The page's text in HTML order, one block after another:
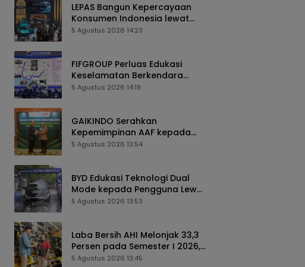
LEPAS Bangun Kepercayaan
Konsumen Indonesia lewat
Pengalaman Berkendara
5 Agustus 2026 14:23
FIFGROUP Perluas Edukasi
Keselamatan Berkendara
Lewat Program FABL di GIIAS
5 Agustus 2026 14:19
GAIKINDO Serahkan
Kepemimpinan AAF kepada
Malaysia, Perkuat Kolaborasi
5 Agustus 2026 13:54
BYD Edukasi Teknologi Dual
Mode kepada Pengguna Lewat
Komunitas BEYOND di GIIAS
5 Agustus 2026 13:53
Laba Bersih AHI Melonjak 33,3
Persen pada Semester I 2026,
Ekspansi AZKO Berlanjut hingga
5 Agustus 2026 13:45